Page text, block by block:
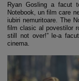
Ryan Gosling a facut
Notebook, un film care
iubiri nemuritoare. The
film clasic al povestilor
still not over!” le-a
cinema.